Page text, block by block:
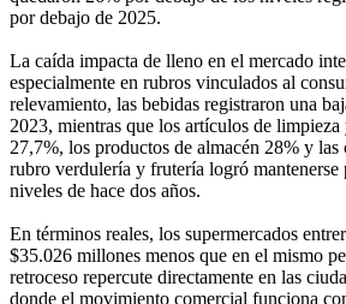
por debajo de 2025.
La caída impacta de lleno en el mercado
especialmente en rubros vinculados al
relevamiento, las bebidas registraron una
2023, mientras que los artículos de
27,7%, los productos de almacén 28% y las
rubro verdulería y frutería logró mantenerse
niveles de hace dos años.
En términos reales, los supermercados
$35.026 millones menos que en el mismo
retroceso repercute directamente en las
donde el movimiento comercial funciona